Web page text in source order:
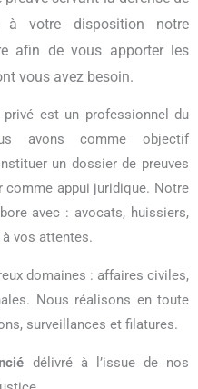
à votre disposition notre
afin de vous apporter les
vous avez besoin.
est un professionnel du
avons comme objectif
un dossier de preuves
comme appui juridique. Notre
avec : avocats, huissiers,
vos attentes.
domaines : affaires civiles,
Nous réalisons en toute
surveillances et filatures.
délivré à l’issue de nos